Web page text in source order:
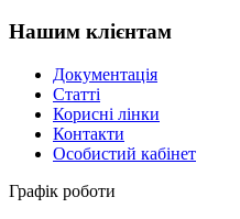
Нашим клієнтам
Документація
Статті
Корисні лінки
Контакти
Особистий кабінет
Графік роботи